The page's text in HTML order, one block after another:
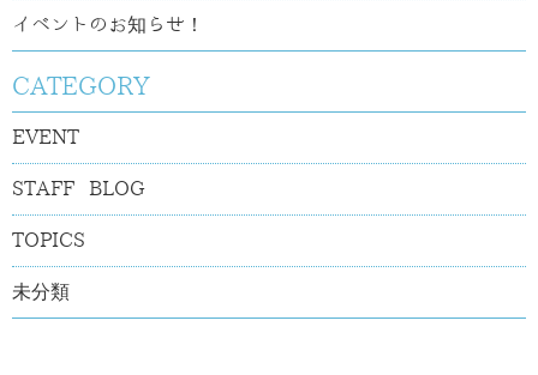
イベントのお知らせ！
CATEGORY
EVENT
STAFF BLOG
TOPICS
未分類